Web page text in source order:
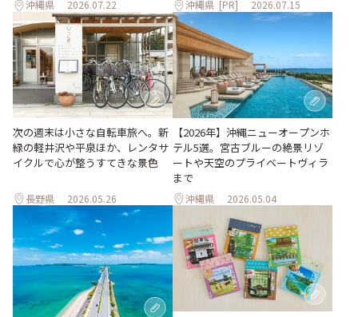
沖縄県 2026.07.22 沖縄県 [PR] 2026.07.15
次の週末は小さな自転車旅へ。新
緑の軽井沢や平泉ほか、レンタサ
イクルで心が整うすてきな景色
長野県 2026.05.26
【2026年】沖縄ニューオープンホ
テル5選。宮古ブルーの絶景リゾ
ートや天空のプライベートヴィラ
まで
沖縄県 2026.05.04